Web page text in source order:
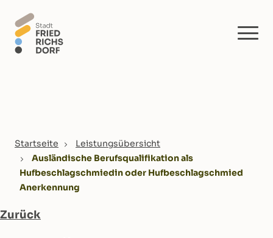
You are here:
Startseite
Leistungsübersicht
Ausländische Berufsqualifikation als
Hufbeschlagschmiedin oder Hufbeschlagschmied
Anerkennung
Zurück